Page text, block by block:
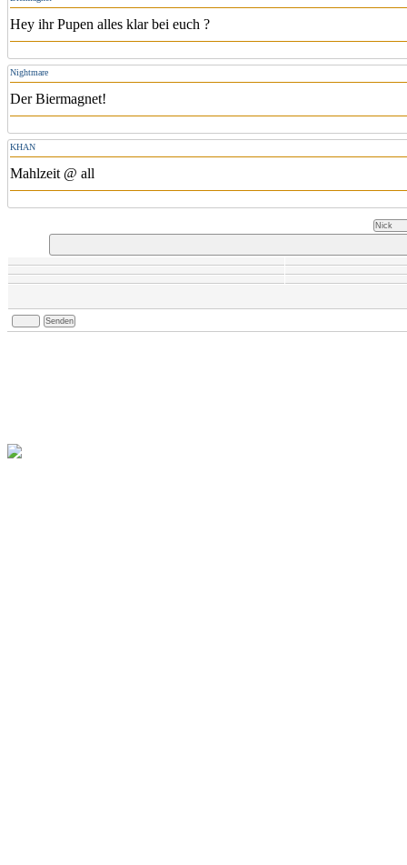
Hey ihr Pupen alles klar bei euch ?
Nightmare
Der Biermagnet!
KHAN
Mahlzeit @ all